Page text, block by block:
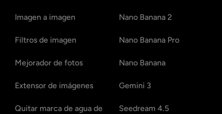
Imagen a imagen
Filtros de imagen
Mejorador de fotos
Extensor de imágenes
Quitar marca de agua de
Nano Banana 2
Nano Banana Pro
Nano Banana
Gemini 3
Seedream 4.5